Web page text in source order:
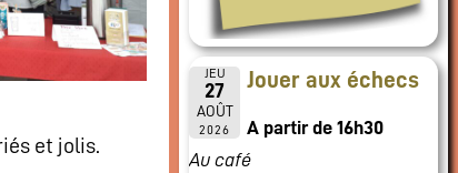
et jolis.
JEU
27
AOÛT
2026
Jouer aux échecs
A partir de 16h30
Au café